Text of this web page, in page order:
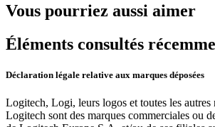
Vous pourriez aussi aimer
Éléments consultés
Déclaration légale relative aux marques déposées
Logitech, Logi, leurs logos et toutes les autres
Logitech sont des marques commerciales ou